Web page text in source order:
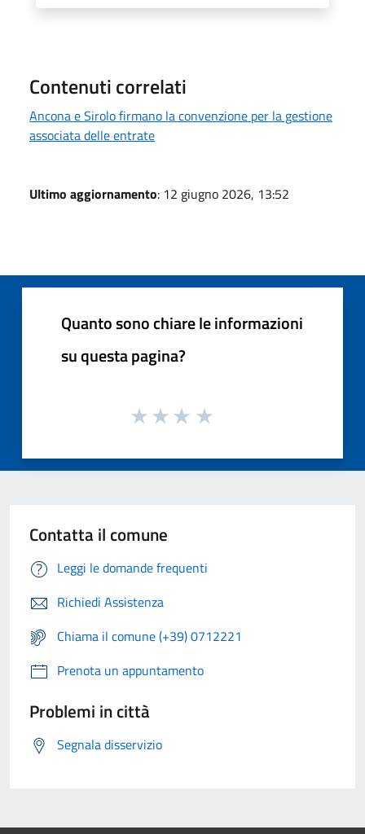
Contenuti correlati
Ancona e Sirolo firmano la convenzione per la gestione
associata delle entrate
Ultimo aggiornamento: 12 giugno 2026, 13:52
Quanto sono chiare le informazioni
su questa pagina?
Contatta il comune
Leggi le domande frequenti
Richiedi Assistenza
Chiama il comune (+39) 0712221
Prenota un appuntamento
Problemi in città
Segnala disservizio